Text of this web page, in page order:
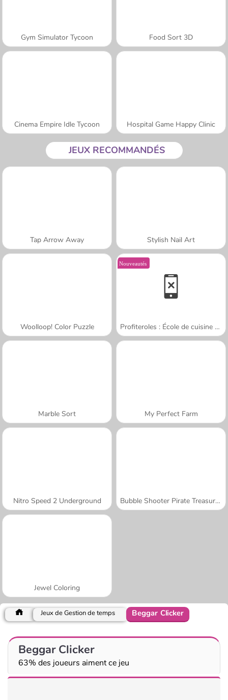
Gym Simulator Tycoon Food Sort 3D
Cinema Empire Idle Tycoon Hospital Game Happy Clinic
JEUX RECOMMANDÉS
Tap Arrow Away Stylish Nail Art
Woolloop! Color Puzzle
Nouveautés
Profiteroles : École de cuisine de Sara
Marble Sort My Perfect Farm
Nitro Speed 2 Underground Bubble Shooter Pirate Treasures
Jewel Coloring
Jeux de Gestion de temps Beggar Clicker
Beggar Clicker
63% des joueurs aiment ce jeu